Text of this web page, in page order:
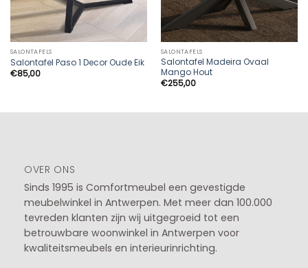
SALONTAFELS
Salontafel Paso 1 Decor Oude Eik
€85,00
SALONTAFELS
Salontafel Madeira Ovaal
Mango Hout
€255,00
OVER ONS
Sinds 1995 is Comfortmeubel een gevestigde
meubelwinkel in Antwerpen. Met meer dan 100.000
tevreden klanten zijn wij uitgegroeid tot een
betrouwbare woonwinkel in Antwerpen voor
kwaliteitsmeubels en interieurinrichting.